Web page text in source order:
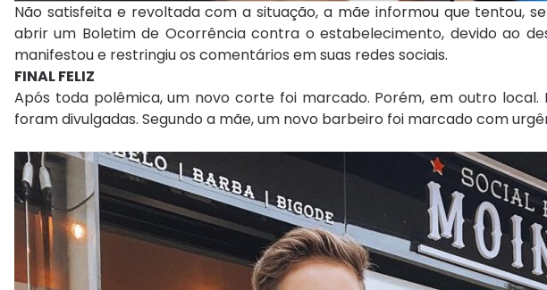
Não satisfeita e revoltada com a situação, a mãe informou que tentou,
abrir um Boletim de Ocorrência contra o estabelecimento, devido ao
manifestou e restringiu os comentários em suas redes sociais.
FINAL FELIZ
Após toda polêmica, um novo corte foi marcado. Porém, em outro local.
foram divulgadas. Segundo a mãe, um novo barbeiro foi marcado com